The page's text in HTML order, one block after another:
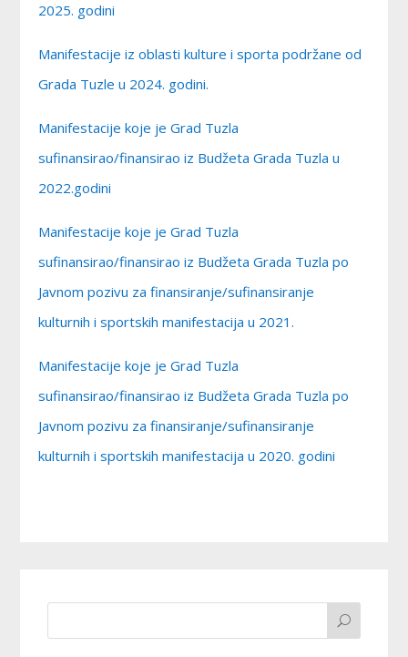
2025. godini
Manifestacije iz oblasti kulture i sporta podržane od
Grada Tuzle u 2024. godini.
Manifestacije koje je Grad Tuzla
sufinansirao/finansirao iz Budžeta Grada Tuzla u
2022.godini
Manifestacije koje je Grad Tuzla
sufinansirao/finansirao iz Budžeta Grada Tuzla po
Javnom pozivu za finansiranje/sufinansiranje
kulturnih i sportskih manifestacija u 2021.
Manifestacije koje je Grad Tuzla
sufinansirao/finansirao iz Budžeta Grada Tuzla po
Javnom pozivu za finansiranje/sufinansiranje
kulturnih i sportskih manifestacija u 2020. godini